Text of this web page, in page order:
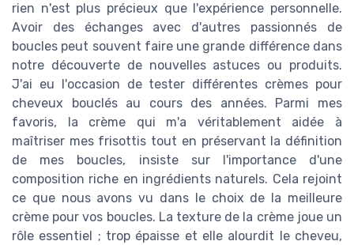
rien n'est plus précieux que l'expérience personnelle.
Avoir des échanges avec d'autres passionnés de
boucles peut souvent faire une grande différence dans
notre découverte de nouvelles astuces ou produits.
J'ai eu l'occasion de tester différentes crèmes pour
cheveux bouclés au cours des années. Parmi mes
favoris, la crème qui m'a véritablement aidée à
maîtriser mes frisottis tout en préservant la définition
de mes boucles, insiste sur l'importance d'une
composition riche en ingrédients naturels. Cela rejoint
ce que nous avons vu dans le choix de la meilleure
crème pour vos boucles. La texture de la crème joue un
rôle essentiel ; trop épaisse et elle alourdit le cheveu,